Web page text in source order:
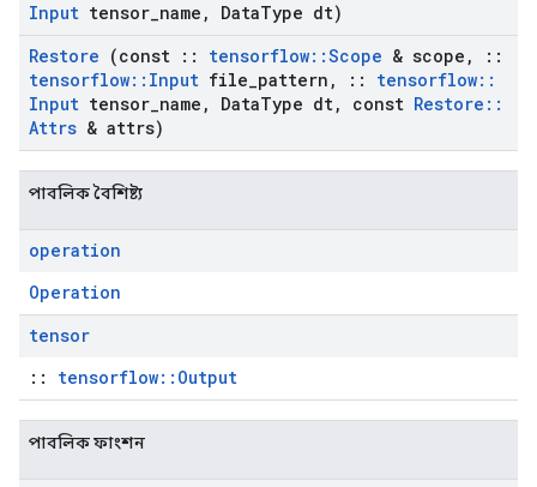
Input tensor name , DataType dt)
Restore (const :: tensorflow::Scope & scope ,
::
tensorflow:: Input file pattern , :: tensorflow::
Input tensor name , DataType dt, const Restore ::
Attrs & attrs)
পাবলিক বৈশিষ্ট্য
operation
Operation
tensor
:: tensorflow::Output
পাবলিক ফাংশন